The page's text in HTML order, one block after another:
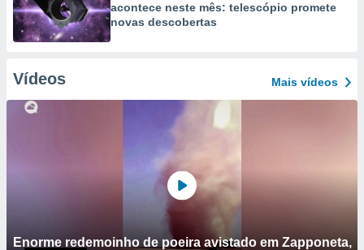
acontece neste mês: telescópio promete
novas descobertas
Vídeos Mais vídeos
Enorme redemoinho de poeira avistado em Zapponeta,